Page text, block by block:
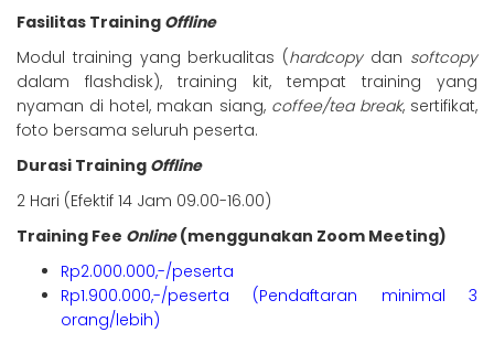
Fasilitas Training Offline
Modul training yang berkualitas (hardcopydan softcopy
dalam flashdisk), training kit, tempat training yang
nyaman di hotel, makan siang, coffee/tea break, sertifikat,
foto bersama seluruh peserta.
Durasi Training Offline
2 Hari (Efektif 14 Jam 09.00-16.00)
Training Fee Online(menggunakan Zoom Meeting)
Rp2.000.000,-/peserta
Rp1.900.000,-/peserta (Pendaftaran minimal 3
orang/lebih)